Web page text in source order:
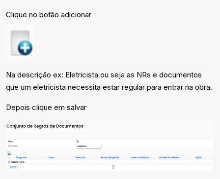
Clique no botão adicionar
Na descrição ex: Eletricista ou seja as NRs e documentos
que um eletricista necessita estar regular para entrar na obra.
Depois clique em salvar